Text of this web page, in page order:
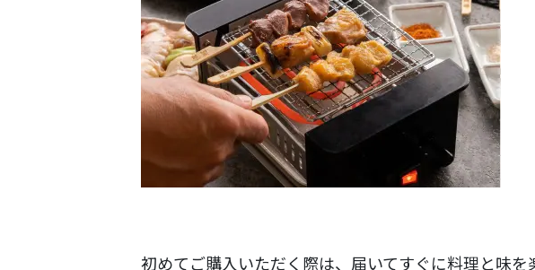
初めてご購入いただく際は、届いてすぐに料理と味